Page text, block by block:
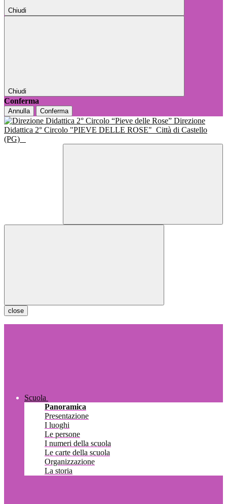
Chiudi
Chiudi
Conferma
Annulla Conferma
Direzione
Didattica 2° Circolo "PIEVE DELLE ROSE" Città di Castello
(PG)
close
Scuola
Panoramica
Presentazione
I luoghi
Le persone
I numeri della scuola
Le carte della scuola
Organizzazione
La storia